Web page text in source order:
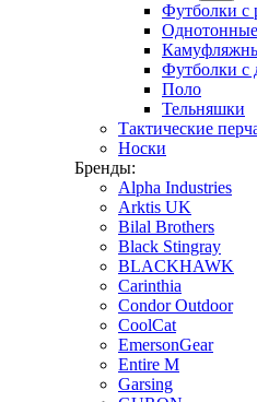
Футболки с
Футболки с
Поло
Тельняшки
Тактические
Носки
Бренды:
Alpha Industries
Arktis UK
Bilal Brothers
Black Stingray
BLACKHAWK
Carinthia
Condor Outdoor
CoolCat
EmersonGear
Entire M
Garsing